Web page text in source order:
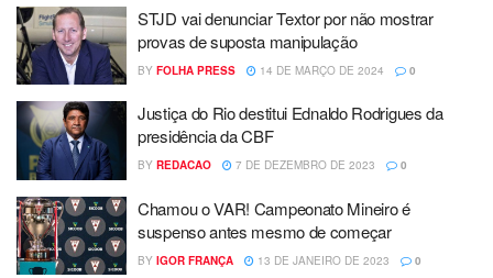
STJD vai denunciar Textor por não mostrar
provas de suposta manipulação
BY FOLHA PRESS 14 DE MARÇO DE 2024 0
Justiça do Rio destitui Ednaldo Rodrigues da
presidência da CBF
BY REDACAO 7 DE DEZEMBRO DE 2023 0
Chamou o VAR! Campeonato Mineiro é
suspenso antes mesmo de começar
BY IGOR FRANÇA 13 DE JANEIRO DE 2023 0